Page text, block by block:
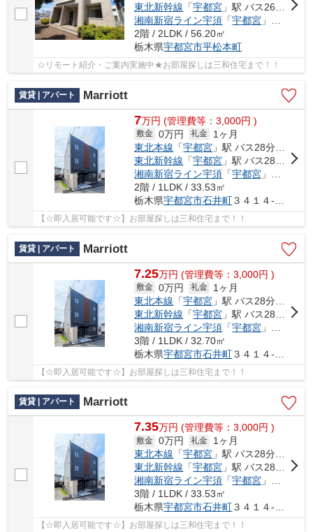
東北新幹線 「宇都宮 」駅 バス26分 「平松神社前」 停歩14分
湘南新宿ライン宇須 「宇都宮 」駅 バス26分 「平松神社前」 停歩14分
2階 / 2LDK / 56.20㎡
栃木県宇都宮市平松本町
☆リモート紹介・ご案内実施中★お部屋探しは三和住宅まで！！
賃貸 | アパート Marriott
7万円 (管理費等：3,000円 )
敷金 0万円 礼金
1ヶ月
東北本線 「宇都宮 」駅 バス28分 「ミツトヨ前」 停歩8分
東北新幹線 「宇都宮 」駅 バス28分 「ミツトヨ前」 停歩8分
湘南新宿ライン宇須 「宇都宮 」駅 バス28分 「ミツトヨ前」 停歩8分
2階 / 1LDK / 33.53㎡
栃木県宇都宮市石井町３４１４-２６２
【☆即入居可能です☆】お部屋探しは三和住宅まで！！
賃貸 | アパート Marriott
7.25万円 (管理費等：3,000円 )
敷金 0万円 礼金
1ヶ月
東北本線 「宇都宮 」駅 バス28分 「ミツトヨ前」 停歩8分
東北新幹線 「宇都宮 」駅 バス28分 「ミツトヨ前」 停歩8分
湘南新宿ライン宇須 「宇都宮 」駅 バス28分 「ミツトヨ前」 停歩8分
3階 / 1LDK / 32.70㎡
栃木県宇都宮市石井町３４１４-２６２
【☆即入居可能です☆】お部屋探しは三和住宅まで！！
賃貸 | アパート Marriott
7.35万円 (管理費等：3,000円 )
敷金 0万円 礼金
1ヶ月
東北本線 「宇都宮 」駅 バス28分 「ミツトヨ前」 停歩8分
東北新幹線 「宇都宮 」駅 バス28分 「ミツトヨ前」 停歩8分
湘南新宿ライン宇須 「宇都宮 」駅 バス28分 「ミツトヨ前」 停歩8分
3階 / 1LDK / 33.53㎡
栃木県宇都宮市石井町３４１４-２６２
【☆即入居可能です☆】お部屋探しは三和住宅まで！！